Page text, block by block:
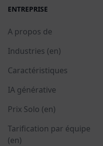
ENTREPRISE
A propos de
Industries (en)
Caractéristiques
IA générative
Prix Solo (en)
Tarification par équipe
(en)